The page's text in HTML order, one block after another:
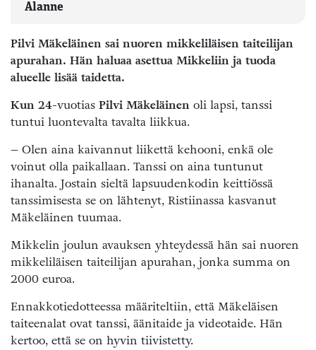
Alanne
Pilvi Mäkeläinen sai nuoren mikkeliläisen taiteilijan
apurahan. Hän haluaa asettua Mikkeliin ja tuoda
alueelle lisää taidetta.
Kun 24-vuotias Pilvi Mäkeläinen oli lapsi, tanssi
tuntui luontevalta tavalta liikkua.
– Olen aina kaivannut liikettä kehooni, enkä ole
voinut olla paikallaan. Tanssi on aina tuntunut
ihanalta. Jostain sieltä lapsuudenkodin keittiössä
tanssimisesta se on lähtenyt, Ristiinassa kasvanut
Mäkeläinen tuumaa.
Mikkelin joulun avauksen yhteydessä hän sai nuoren
mikkeliläisen taiteilijan apurahan, jonka summa on
2000 euroa.
Ennakkotiedotteessa määriteltiin, että Mäkeläisen
taiteenalat ovat tanssi, äänitaide ja videotaide. Hän
kertoo, että se on hyvin tiivistetty.